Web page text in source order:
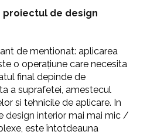
proiectul de design
de mentionat: aplicarea
o operațiune care necesita
final depinde de
a suprafetei, amestecul
si tehnicile de aplicare. In
design interiormai mai mic /
este întotdeauna